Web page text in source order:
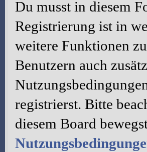
Du musst in diesem
Registrierung ist in
weitere Funktionen
Benutzern auch
registrierst. Bitte
diesem Board